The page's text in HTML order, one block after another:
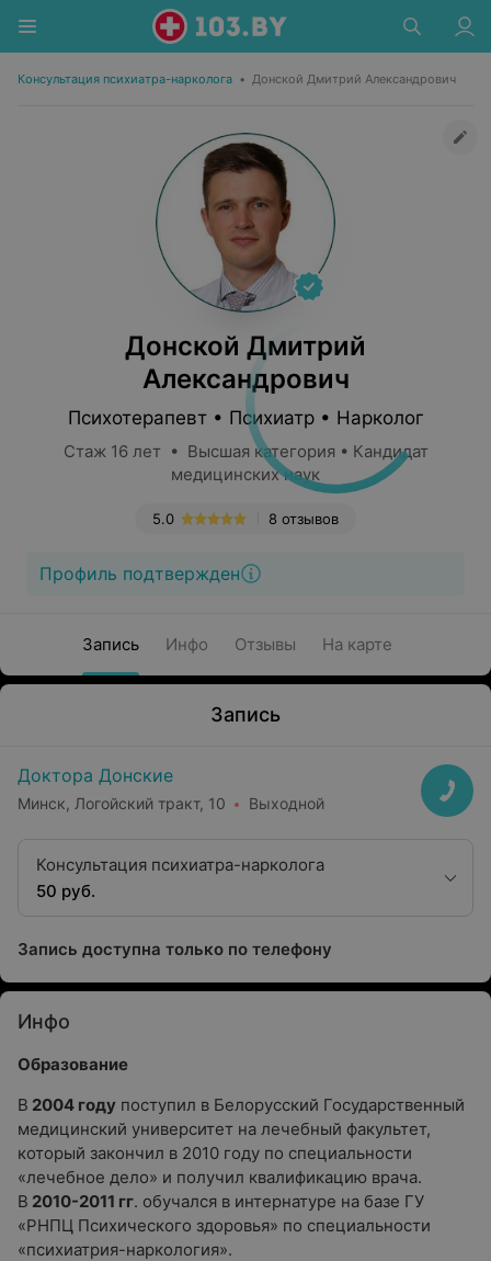
Консультация психиатра-нарколога • Донской Дмитрий Александрович
Донской Дмитрий
Александрович
Психотерапевт • Психиатр • Нарколог
Стаж 16 лет • Высшая категория • Кандидат
медицинских наук
8 отзывов
5.0
Профиль подтвержден
Запись Инфо Отзывы На карте
Запись
Доктора Донские
Минск, Логойский тракт, 10 Выходной
Консультация психиатра-нарколога
50 руб.
Запись доступна только по телефону
Инфо
Образование
В 2004 году поступил в Белорусский Государственный
медицинский университет на лечебный факультет,
который закончил в 2010 году по специальности
«лечебное дело» и получил квалификацию врача.
В 2010-2011 гг. обучался в интернатуре на базе ГУ
«РНПЦ Психического здоровья» по специальности
«психиатрия-наркология».